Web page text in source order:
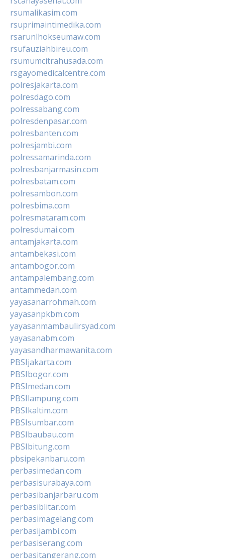
rsumalikasim.com
rsuprimaintimedika.com
rsarunlhokseumaw.com
rsufauziahbireu.com
rsumumcitrahusada.com
rsgayomedicalcentre.com
polresjakarta.com
polresdago.com
polressabang.com
polresdenpasar.com
polresbanten.com
polresjambi.com
polressamarinda.com
polresbanjarmasin.com
polresbatam.com
polresambon.com
polresbima.com
polresmataram.com
polresdumai.com
antamjakarta.com
antambekasi.com
antambogor.com
antampalembang.com
antammedan.com
yayasanarrohmah.com
yayasanpkbm.com
yayasanmambaulirsyad.com
yayasanabm.com
yayasandharmawanita.com
PBSIjakarta.com
PBSIbogor.com
PBSImedan.com
PBSIlampung.com
PBSIkaltim.com
PBSIsumbar.com
PBSIbaubau.com
PBSIbitung.com
pbsipekanbaru.com
perbasimedan.com
perbasisurabaya.com
perbasibanjarbaru.com
perbasiblitar.com
perbasimagelang.com
perbasijambi.com
perbasiserang.com
perbasitangerang.com